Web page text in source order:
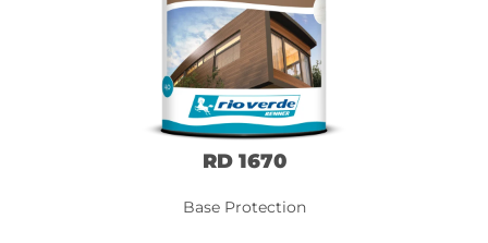
RD 1670
Base Protection